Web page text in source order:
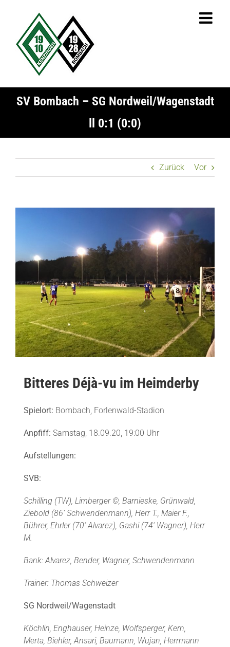
springen
SV Bombach – SG Nordweil/Wagenstadt
ll 0:1 (0:0)
Zurück Vor
Bitteres Déjà-vu im Heimderby
Spielort: Bombach, Forlenwald-Stadion
Anpfiff: Samstag, 18.09.20, 19:00 Uhr
Aufstellungen:
SVB:
Schilling (TW), Limberger ©, Barnieske, Grünwald,
Ziebold (86‘ Schwendenmann), Herr T., Maier F.,
Bührer, Ehrler (70‘ Alvarez), Gashi (74‘ Wagner), Herr
M.
Bank: Alvarez, Bender, Wagner, Schwendenmann
Trainer: Thomas Schweizer
SG Nordweil/Wagenstadt
Köchlin, Enghauser, Heinze, Wolfsperger, Kern,
Merta, Biehler, Ansari, Baumann, Wujan, Herrmann